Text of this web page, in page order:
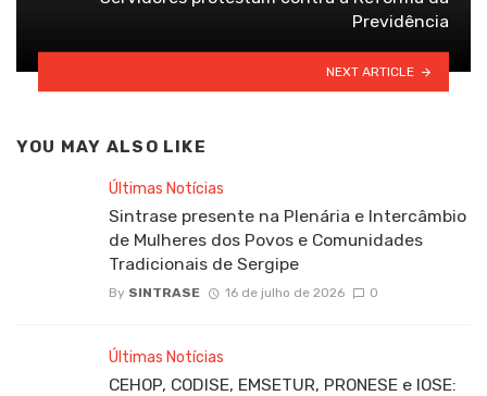
Previdência
NEXT ARTICLE
YOU MAY ALSO LIKE
Últimas Notícias
Sintrase presente na Plenária e Intercâmbio
de Mulheres dos Povos e Comunidades
Tradicionais de Sergipe
By SINTRASE 16 de julho de 2026 0
Últimas Notícias
CEHOP, CODISE, EMSETUR, PRONESE e IOSE: